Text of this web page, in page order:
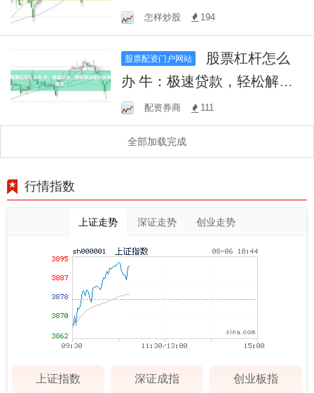
读，助您把握投资先机
怎样炒股 194
股票配资门户网站
办 牛：极速贷款，轻松解决
您的资金需求！
配资券商 111
全部加载完成
行情指数
上证走势 深证走势 创业走势
上证指数 深证成指 创业板指